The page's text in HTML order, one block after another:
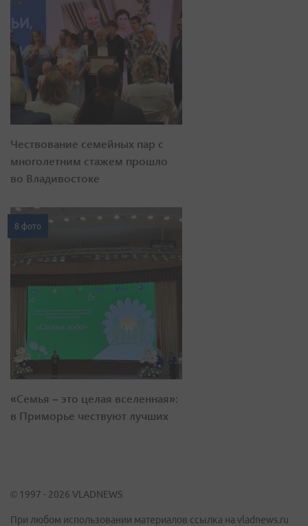
Чествование семейных пар с
многолетним стажем прошло
во Владивостоке
8 фото
«Семья – это целая вселенная»:
в Приморье чествуют лучших
© 1997 - 2026 VLADNEWS
При любом использовании материалов ссылка на vladnews.ru